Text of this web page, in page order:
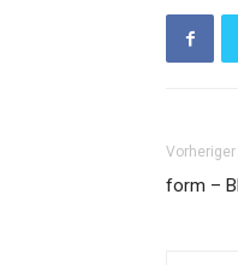
Vorheriger
form –